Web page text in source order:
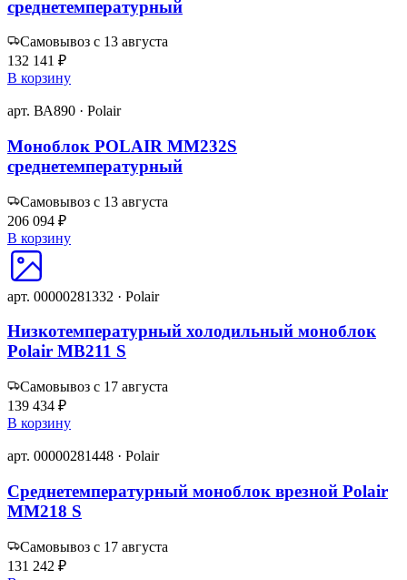
среднетемпературный
Самовывоз с 13 августа
132 141 ₽
В корзину
арт. ВА890 · Polair
Моноблок POLAIR MM232S
среднетемпературный
Самовывоз с 13 августа
206 094 ₽
В корзину
арт. 00000281332 · Polair
Низкотемпературный холодильный моноблок
Polair MB211 S
Самовывоз с 17 августа
139 434 ₽
В корзину
арт. 00000281448 · Polair
Среднетемпературный моноблок врезной Polair
MM218 S
Самовывоз с 17 августа
131 242 ₽